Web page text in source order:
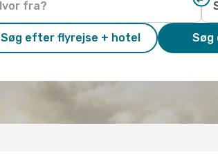
Søg efter flyrejse + hotel